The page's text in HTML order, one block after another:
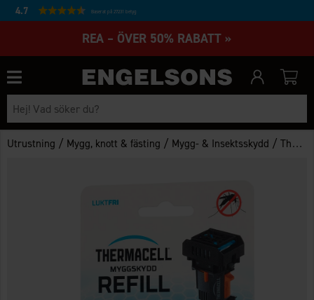
4.7 Baserat på 27231 betyg
REA – ÖVER 50% RABATT »
Utrustning / Mygg, knott & fästing / Mygg- & Insektsskydd /Thermacell Refill 24H Backpacker